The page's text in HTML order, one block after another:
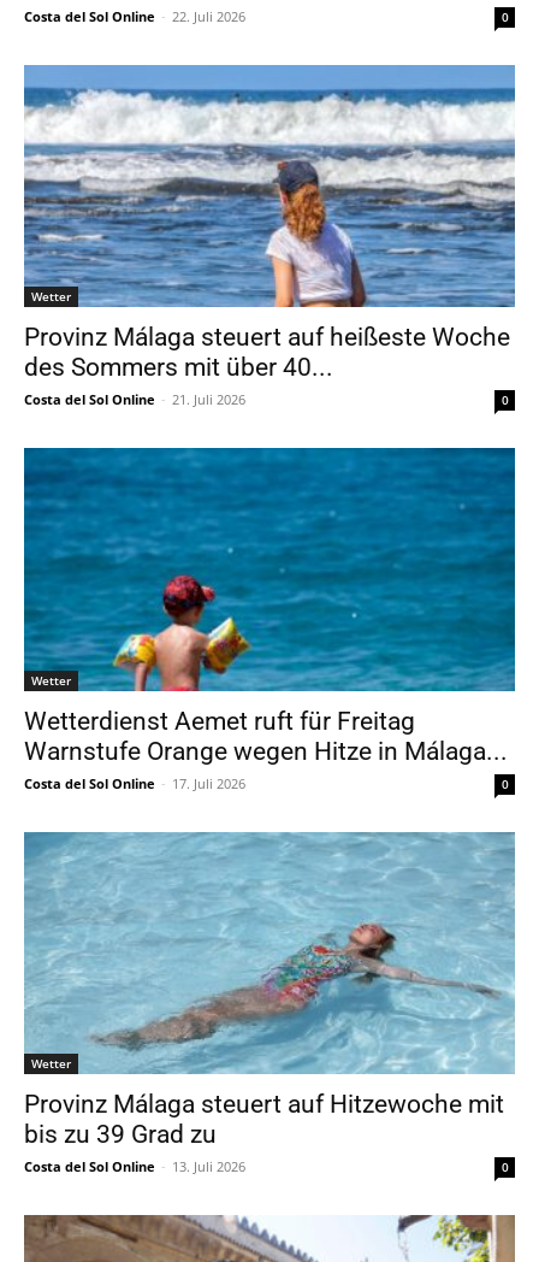
Costa del Sol Online - 22. Juli 2026 0
Wetter
Provinz Málaga steuert auf heißeste Woche
des Sommers mit über 40...
Costa del Sol Online - 21. Juli 2026 0
Wetter
Wetterdienst Aemet ruft für Freitag
Warnstufe Orange wegen Hitze in Málaga...
Costa del Sol Online - 17. Juli 2026 0
Wetter
Provinz Málaga steuert auf Hitzewoche mit
bis zu 39 Grad zu
Costa del Sol Online - 13. Juli 2026 0